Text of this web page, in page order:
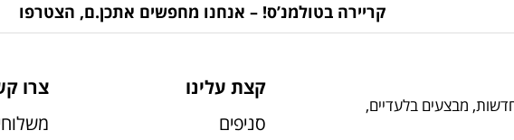
קריירה בטולמנ’ס! – אנחנו מחפשים אתכן.ם, הצטרפו
מבצעים בלעדיים,
קצת עלינו
סניפים
צרו